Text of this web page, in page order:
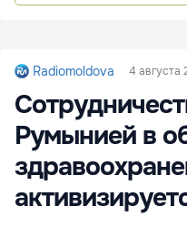
Radiomoldova 4 августа
Румынией в